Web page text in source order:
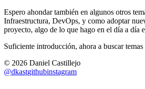
Espero ahondar también en algunos otros
Infraestructura, DevOps, y como adoptar
proyecto, algo de lo que hago en el día a día
Suficiente introducción, ahora a buscar temas
© 2026 Daniel Castillejo
@dkastgithubinstagram